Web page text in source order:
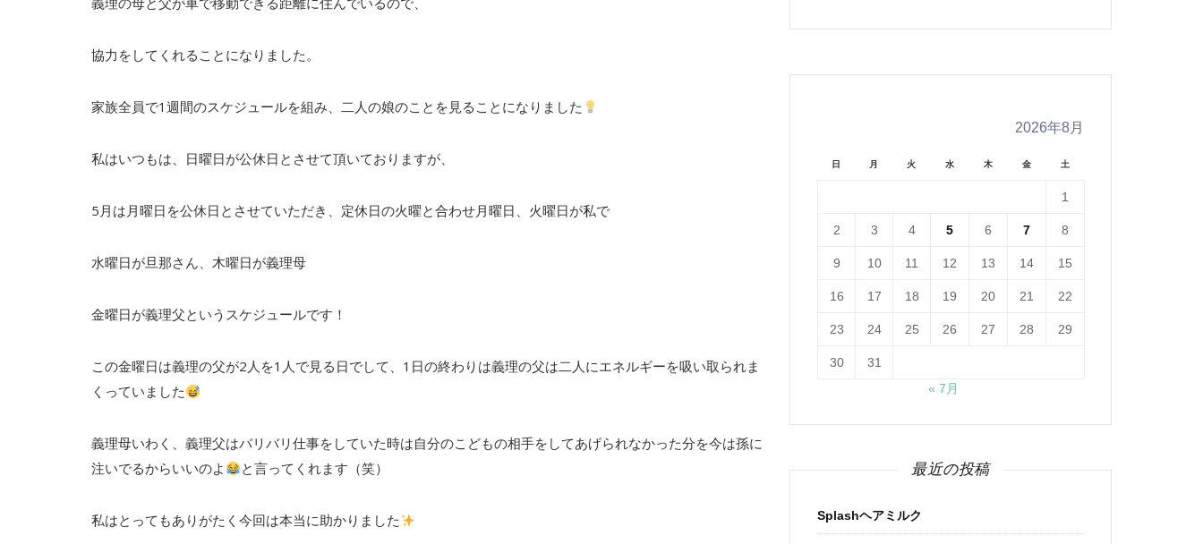
協力をしてくれることになりました。
家族全員で1週間のスケジュールを組み、二人の娘のことを見ることになりました
私はいつもは、日曜日が公休日とさせて頂いておりますが、
5月は月曜日を公休日とさせていただき、定休日の火曜と合わせ月曜日、火曜日が私で
水曜日が旦那さん、木曜日が義理母
金曜日が義理父というスケジュールです！
この金曜日は義理の父が2人を1人で見る日でして、1日の終わりは義理の父は二人にエネルギーを吸い取られま
くっていました
義理母いわく、義理父はバリバリ仕事をしていた時は自分のこどもの相手をしてあげられなかった分を今は孫に
注いでるからいいのよ
と言ってくれます（笑）
私はとってもありがたく今回は本当に助かりました
2026年8月
日 月 火 水 木 金 土
1
2 3 4 5 6 7 8
9 10 11 12 13 14 15
16 17 18 19 20 21 22
23 24 25 26 27 28 29
30
31
« 7月
最近の投稿
Splashヘアミルク